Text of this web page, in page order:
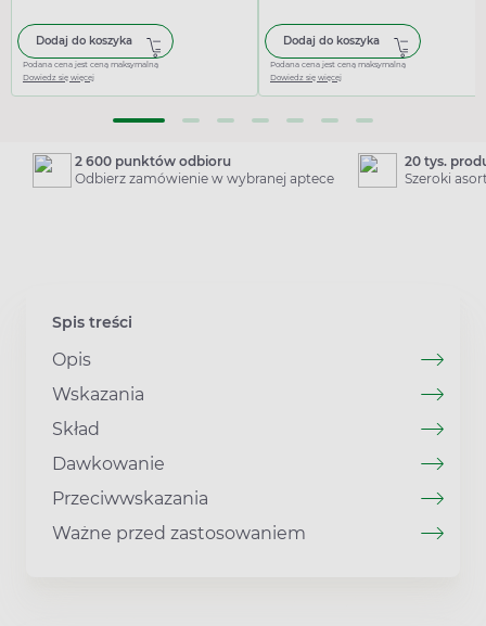
Dodaj do koszyka
Podana cena jest ceną maksymalną
Dowiedz się więcej
Dodaj do koszyka
Podana cena jest ceną maksymalną
Dowiedz się więcej
2 600 punktów odbioru
Odbierz zamówienie w wybranej aptece
20 tys.
Szeroki
Spis treści
Opis
Wskazania
Skład
Dawkowanie
Przeciwwskazania
Ważne przed zastosowaniem